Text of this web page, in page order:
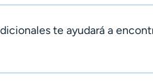
te ayudará a